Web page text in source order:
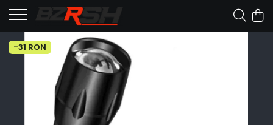
-31 RON